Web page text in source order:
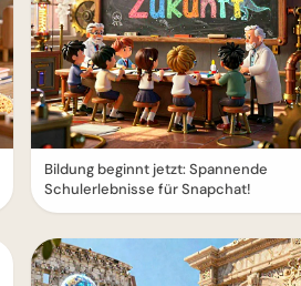
Bildung beginnt jetzt: Spannende
Schulerlebnisse für Snapchat!